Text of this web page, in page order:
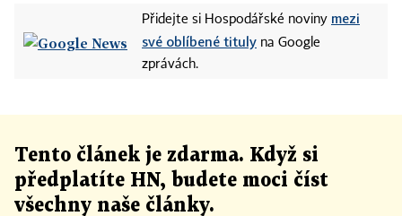
Přidejte si Hospodářské noviny mezi
své oblíbené tituly na Google
zprávách.
Tento článek je zdarma. Když si
předplatíte HN, budete moci číst
všechny naše články.